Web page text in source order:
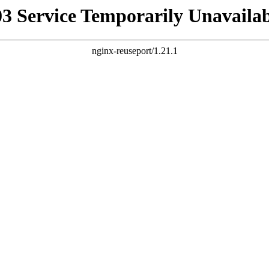
Service Temporarily
nginx-reuseport/1.21.1